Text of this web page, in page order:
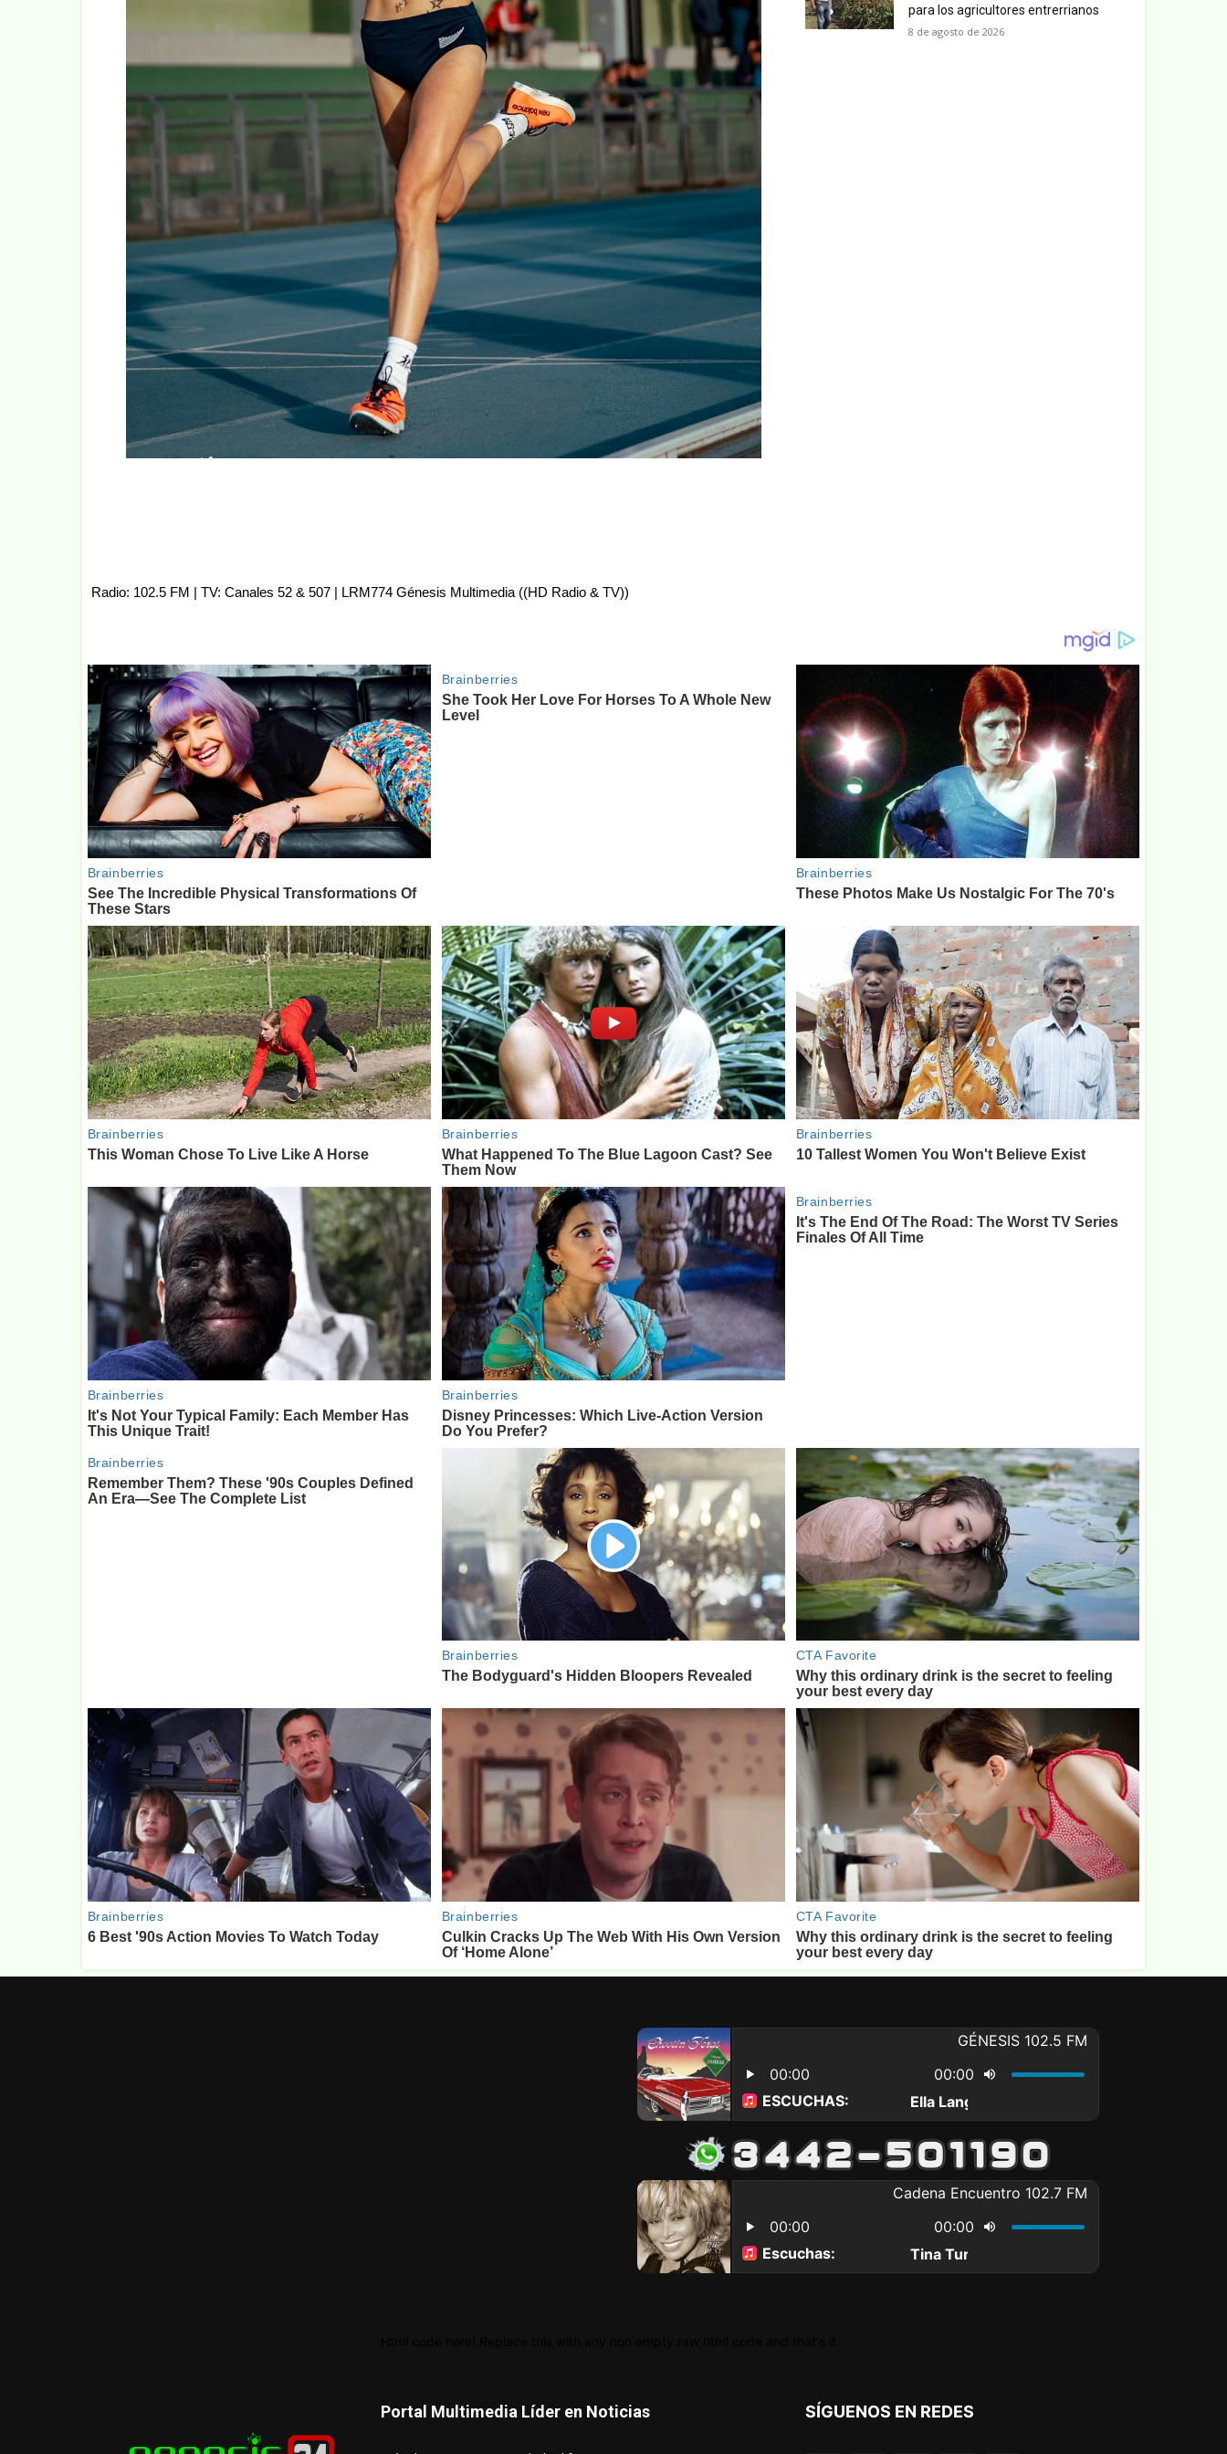
para los agricultores entrerrianos
8 de agosto de 2026
Radio: 102.5 FM | TV: Canales 52 & 507 | LRM774 Génesis Multimedia ((HD Radio & TV))
Portal Multimedia Líder en Noticias SÍGUENOS EN REDES